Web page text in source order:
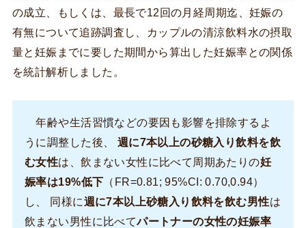
の成立、もしくは、最長で12回の月経周期迄、妊娠の
有無について追跡調査し、カップルの清涼飲料水の摂取
量と妊娠までに要した期間から算出した妊娠率との関係
を統計解析しました。
年齢や生活習慣などの要因も影響を排除するよ
うに調整した後、 週に7本以上の砂糖入り飲料を飲
む女性は、飲まない女性に比べて周期あたりの妊
娠率は19%低下 （FR=0.81; 95%CI: 0.70,0.94）
し、 同様に週に7本以上砂糖入り飲料を飲む男性は
飲まない男性に比べてパートナーの女性の妊娠率